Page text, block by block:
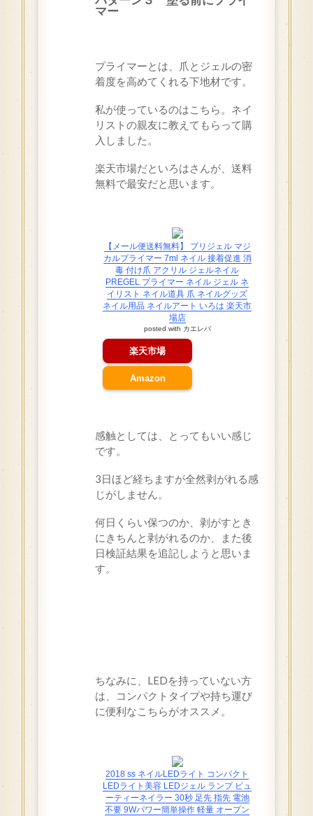
マー
プライマーとは、爪とジェルの密
着度を高めてくれる下地材です。
私が使っているのはこちら。ネイ
リストの親友に教えてもらって購
入しました。
楽天市場だといろはさんが、送料
無料で最安だと思います。
【メール便送料無料】 プリジェル マジ
カルプライマー 7ml ネイル 接着促進 消
毒 付け爪 アクリル ジェルネイル
PREGEL プライマー ネイル ジェル ネ
イリスト ネイル道具 爪 ネイルグッズ
ネイル用品 ネイルアート いろは 楽天市
場店
posted with カエレバ
楽天市場
Amazon
感触としては、とってもいい感じ
です。
3日ほど経ちますが全然剥がれる感
じがしません。
何日くらい保つのか、剥がすとき
にきちんと剥がれるのか、また後
日検証結果を追記しようと思いま
す。
ちなみに、LEDを持っていない方
は、コンパクトタイプや持ち運び
に便利なこちらがオススメ。
2018 ss ネイルLEDライト コンパクト
LEDライト美容 LEDジェル ランプ ビュ
ーティーネイラー 30秒 足先 指先 電池
不要 9Wパワー簡単操作 軽量 オープン